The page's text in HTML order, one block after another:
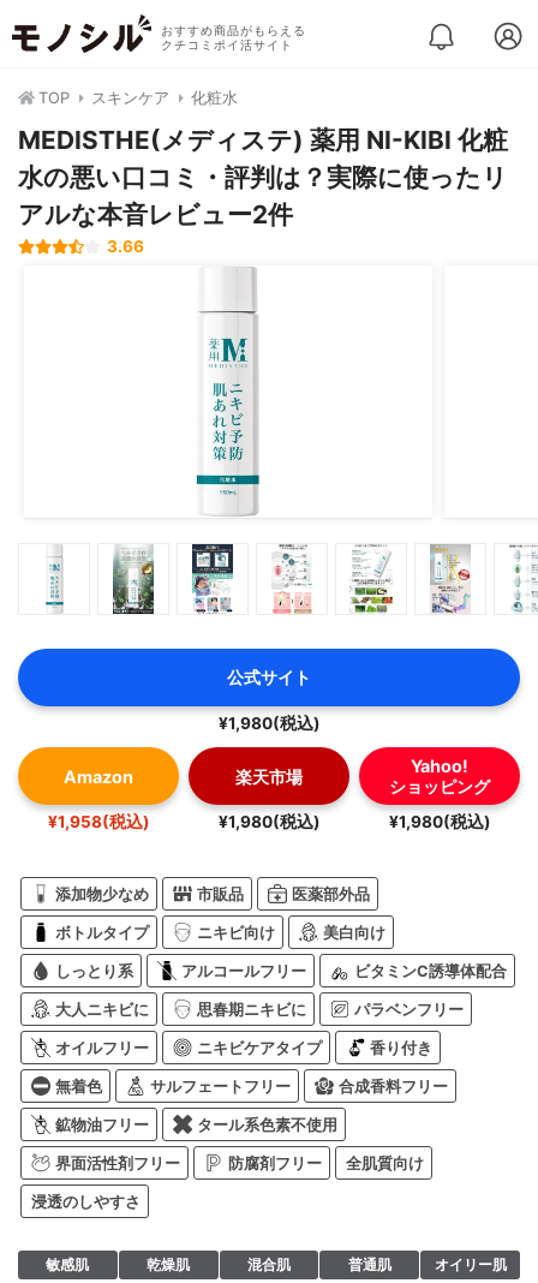
おすすめ商品がもらえる
クチコミポイ活サイト
TOP スキンケア 化粧水
MEDISTHE(メディステ) 薬用 NI-KIBI 化粧
水の悪い口コミ・評判は？実際に使ったリ
アルな本音レビュー2件
3.66
公式サイト
¥1,980(税込)
Amazon
¥1,958(税込)
楽天市場
¥1,980(税込)
Yahoo!
ショッピング
¥1,980(税込)
添加物少なめ 市販品 医薬部外品
ボトルタイプ ニキビ向け 美白向け
しっとり系 アルコールフリー ビタミンC誘導体配合
大人ニキビに 思春期ニキビに パラベンフリー
オイルフリー ニキビケアタイプ 香り付き
無着色 サルフェートフリー 合成香料フリー
鉱物油フリー タール系色素不使用
界面活性剤フリー 防腐剤フリー 全肌質向け
浸透のしやすさ
敏感肌 乾燥肌 混合肌 普通肌 オイリー肌